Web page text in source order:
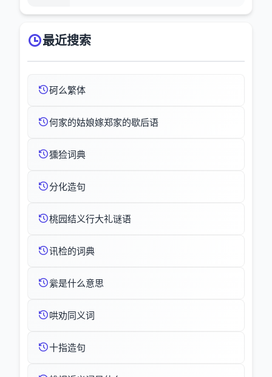
最近搜索
砢么繁体
何家的姑娘嫁郑家的歇后语
獯猃词典
分化造句
桃园结义行大礼谜语
讯检的词典
繠是什么意思
哄劝同义词
十指造句